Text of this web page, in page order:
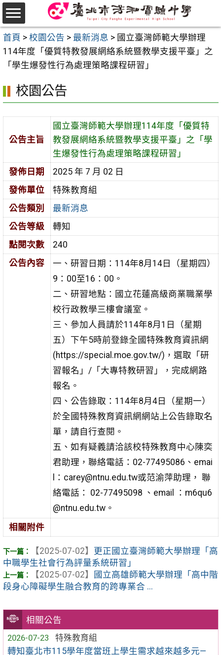
跳
至
主
要
首頁 > 校園公告 > 最新消息 > 國立臺灣師範大學辦理
114年度「優質特教發展網絡系統暨教學支援平臺」之
「學生爆發性行為處理策略課程研習」
相關公告
2026-07-23
特殊教育組
轉知臺北市115學年度當班上學生需求越來越多元—
校園公告
公告主旨
國立臺灣師範大學辦理114年度「優質特
教發展網絡系統暨教學支援平臺」之「學
生爆發性行為處理策略課程研習」
發佈日期
2025 年 7 月 02 日
發佈單位
特殊教育組
公告類別
最新消息
公告等級
轉知
點閱次數
240
公告內容
一、研習日期：114年8月14日（星期四）
9：00至16：00。
二、研習地點：國立花蓮高級商業職業學
校行政教學三樓會議室。
三、參加人員請於114年8月1日（星期
五）下午5時前登錄全國特殊教育資訊網
(https://special.moe.gov.tw/)，選取 「研
習報名」/「大專特教研習」，完成網路
報名。
四、公告錄取：114年8月4日（星期一）
於全國特殊教育資訊網網站上公告錄取名
單，請自行查閱。
五、如有疑義請洽該校特殊教育中心陳奕
君助理，聯絡電話： 02-77495086、emai
l：carey@ntnu.edu.tw或范渝萍助理， 聯
絡電話： 02-77495098 、email ：m6qu6
@ntnu.edu.tw。
相關附件
【2025-07-02】 更正國立臺灣師範大學辦理「高
中職學生社會行為評量系統研習」
【2025-07-02】
國立高雄師範大學辦理「高中階
段身心障礙學生融合教育的跨專業合 ...
選
單